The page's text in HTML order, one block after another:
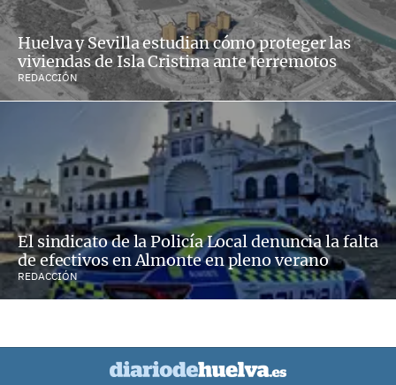
Huelva y Sevilla estudian cómo proteger las
viviendas de Isla Cristina ante terremotos
REDACCIÓN
El sindicato de la Policía Local denuncia la falta
de efectivos en Almonte en pleno verano
REDACCIÓN